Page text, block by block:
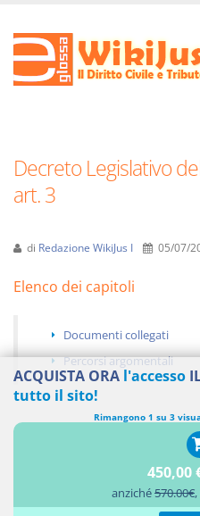
Decreto Legislativo
art. 3
di Redazione WikiJus I 05/07/
Elenco dei capitoli
Documenti collegati
Percorsi argomentali
AUTONOMIA DEI COMUNI E
ACQUISTA ORA l'accesso
tutto il sito!
Rimangono 1 su 3
450,00
anziché570.00€,